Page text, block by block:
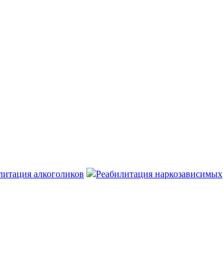
алкоголиков Реабилитация наркозависимых